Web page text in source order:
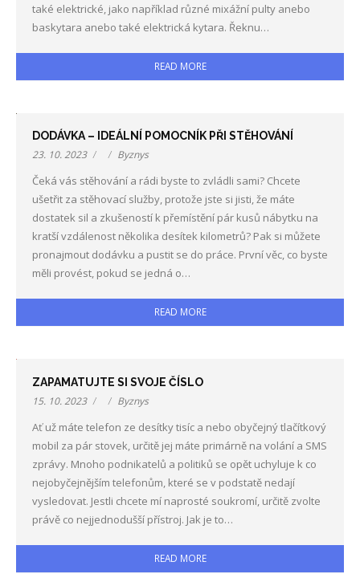
také elektrické, jako například různé mixážní pulty anebo
baskytara anebo také elektrická kytara. Řeknu…
READ MORE
DODÁVKA – IDEÁLNÍ POMOCNÍK PŘI STĚHOVÁNÍ
23. 10. 2023 Byznys
Čeká vás stěhování a rádi byste to zvládli sami? Chcete
ušetřit za stěhovací služby, protože jste si jisti, že máte
dostatek sil a zkušeností k přemístění pár kusů nábytku na
kratší vzdálenost několika desítek kilometrů? Pak si můžete
pronajmout dodávku a pustit se do práce. První věc, co byste
měli provést, pokud se jedná o…
READ MORE
ZAPAMATUJTE SI SVOJE ČÍSLO
15. 10. 2023 Byznys
Ať už máte telefon ze desítky tisíc a nebo obyčejný tlačítkový
mobil za pár stovek, určitě jej máte primárně na volání a SMS
zprávy. Mnoho podnikatelů a politiků se opět uchyluje k co
nejobyčejnějším telefonům, které se v podstatě nedají
vysledovat. Jestli chcete mí naprosté soukromí, určitě zvolte
právě co nejjednodušší přístroj. Jak je to…
READ MORE